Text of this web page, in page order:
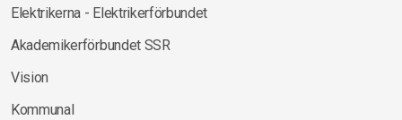
Elektrikerna - Elektrikerförbundet
Akademikerförbundet SSR
Vision
Kommunal